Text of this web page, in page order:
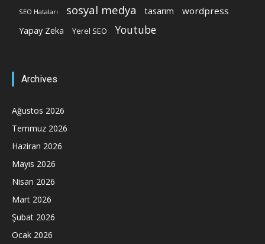
SEO Hataları sosyal medya tasarım wordpress
Yapay Zeka Yerel SEO Youtube
Archives
Ağustos 2026
Temmuz 2026
Haziran 2026
Mayıs 2026
Nisan 2026
Mart 2026
Şubat 2026
Ocak 2026